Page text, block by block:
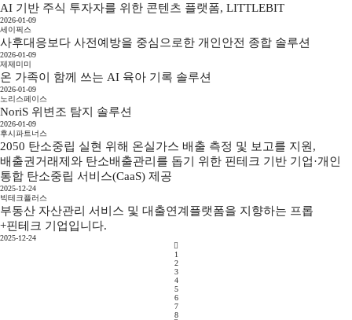
AI 기반 주식 투자자를 위한 콘텐츠 플랫폼, LITTLEBIT
2026-01-09
세이픽스
사후대응보다 사전예방을 중심으로한 개인안전 종합 솔루션
2026-01-09
제제미미
온 가족이 함께 쓰는 AI 육아 기록 솔루션
2026-01-09
노리스페이스
NoriS 위변조 탐지 솔루션
2026-01-09
후시파트너스
2050 탄소중립 실현 위해 온실가스 배출 측정 및 보고를 지원,
배출권거래제와 탄소배출관리를 돕기 위한 핀테크 기반 기업·개인
통합 탄소중립 서비스(CaaS) 제공
2025-12-24
빅테크플러스
부동산 자산관리 서비스 및 대출연계플랫폼을 지향하는 프롭
+핀테크 기업입니다.
2025-12-24
1
2
3
4
5
6
7
8